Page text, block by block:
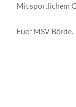
Mit sportlichem
Euer MSV Börde.